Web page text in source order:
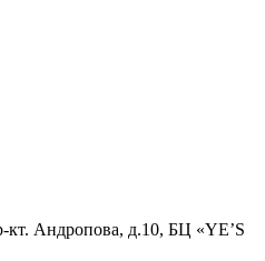
кт. Андропова, д.10, БЦ «YE’S